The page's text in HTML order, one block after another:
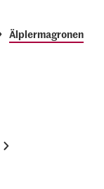
Älplermagronen